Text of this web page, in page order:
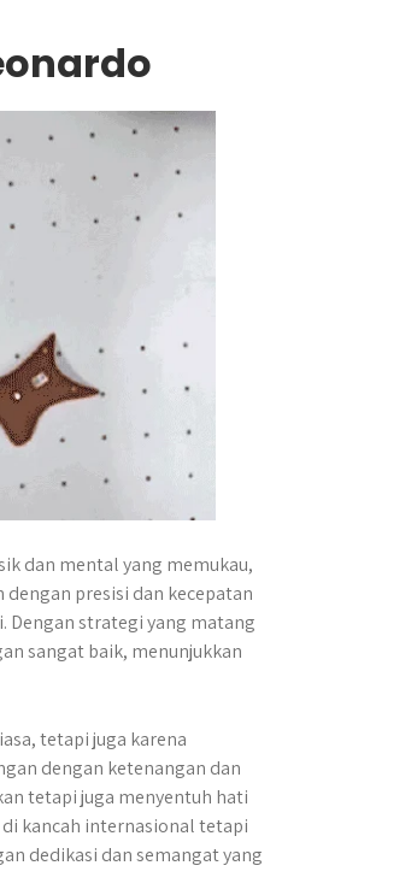
dan mental yang memukau,
presisi dan kecepatan
Dengan strategi yang matang
sangat baik, menunjukkan
tetapi juga karena
dengan ketenangan dan
tetapi juga menyentuh hati
kancah internasional tetapi
dedikasi dan semangat yang